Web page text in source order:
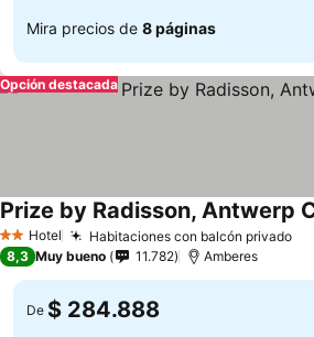
Mira precios de 8 páginas
Opción destacada
2 Estrellas
Hotel Habitaciones con balcón privado
Prize by Radisson, Antwerp
8,3 Muy bueno 11.782 Amberes
De $ 284.888